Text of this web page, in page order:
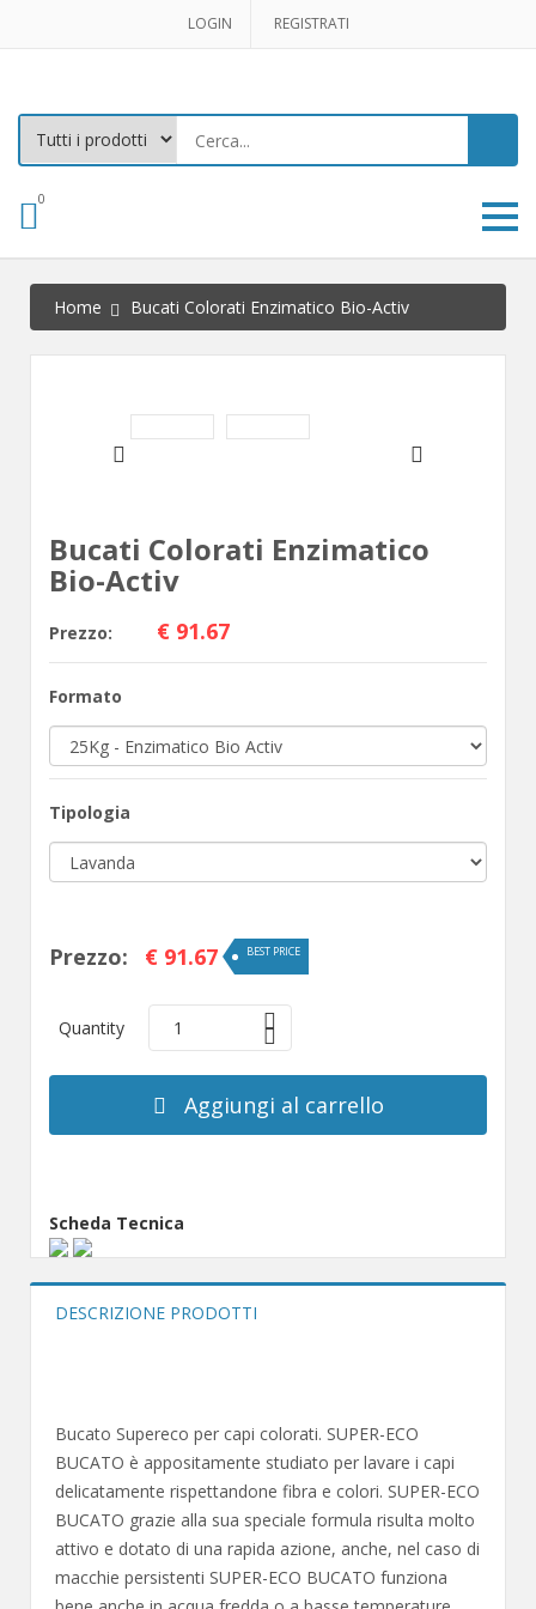
LOGIN REGISTRATI
0
Home Bucati Colorati Enzimatico Bio-Activ
Bucati Colorati Enzimatico
Bio-Activ
Prezzo: € 91.67
Formato
Tipologia
Prezzo: € 91.67 BEST PRICE
Quantity 1
Aggiungi al carrello
Scheda Tecnica
DESCRIZIONE PRODOTTI
Bucato Supereco per capi colorati. SUPER-ECO
BUCATO è appositamente studiato per lavare i capi
delicatamente rispettandone fibra e colori. SUPER-ECO
BUCATO grazie alla sua speciale formula risulta molto
attivo e dotato di una rapida azione, anche, nel caso di
macchie persistenti SUPER-ECO BUCATO funziona